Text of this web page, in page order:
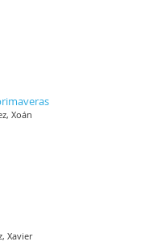
Xoán
Xavier